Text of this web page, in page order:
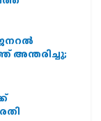
അന്തരിച്ചു;